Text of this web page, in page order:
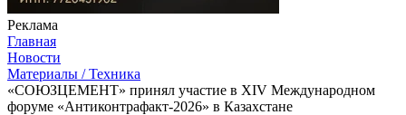
Реклама
Главная
Новости
Материалы / Техника
«СОЮЗЦЕМЕНТ» принял участие в XIV Международном
форуме «Антиконтрафакт-2026» в Казахстане